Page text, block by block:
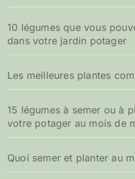
10 légumes que vous
dans votre jardin potager
Les meilleures plantes
15 légumes à semer ou à
votre potager au mois de
Quoi semer et planter au